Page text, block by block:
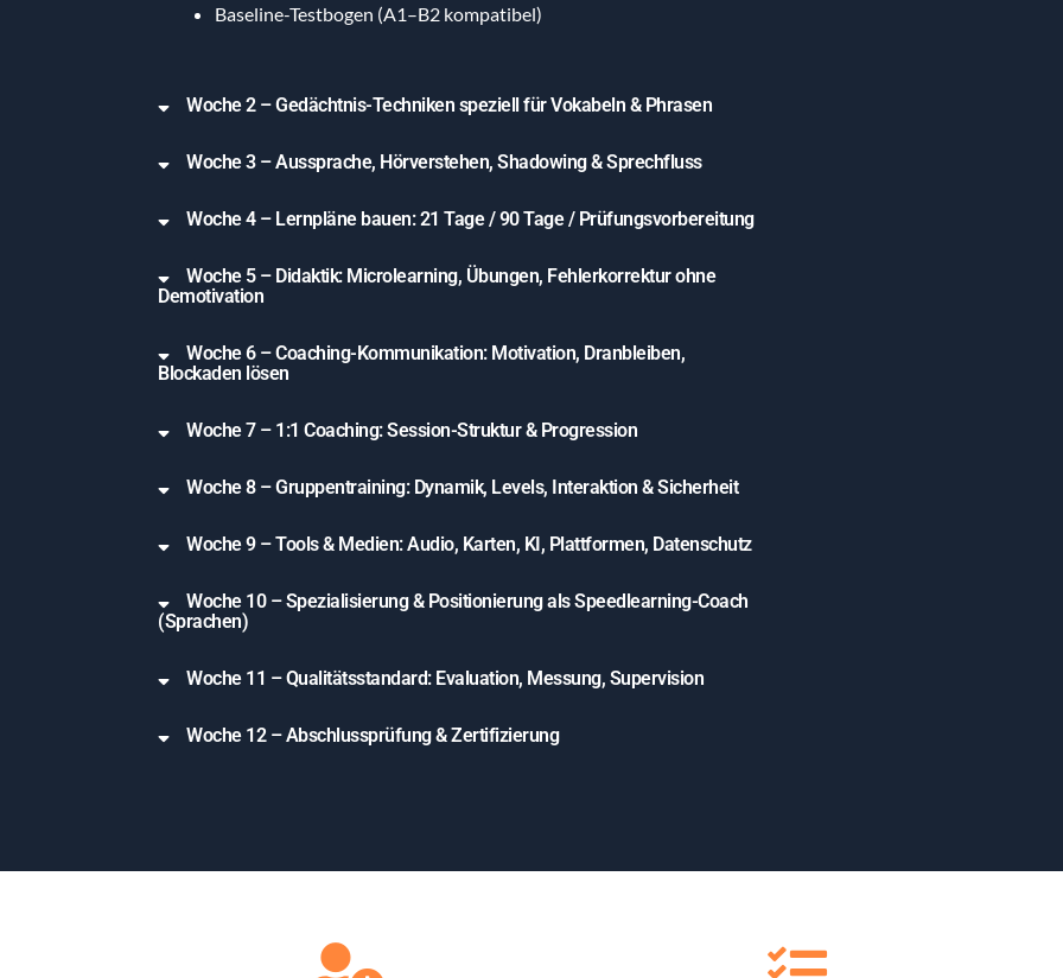
Baseline-Testbogen (A1–B2 kompatibel)
Woche 2 – Gedächtnis-Techniken speziell für Vokabeln & Phrasen
Woche 3 – Aussprache, Hörverstehen, Shadowing & Sprechfluss
Woche 4 – Lernpläne bauen: 21 Tage / 90 Tage / Prüfungsvorbereitung
Woche 5 – Didaktik: Microlearning, Übungen, Fehlerkorrektur ohne
Demotivation
Woche 6 – Coaching-Kommunikation: Motivation, Dranbleiben,
Blockaden lösen
Woche 7 – 1:1 Coaching: Session-Struktur & Progression
Woche 8 – Gruppentraining: Dynamik, Levels, Interaktion & Sicherheit
Woche 9 – Tools & Medien: Audio, Karten, KI, Plattformen, Datenschutz
Woche 10 – Spezialisierung & Positionierung als Speedlearning-Coach
(Sprachen)
Woche 11 – Qualitätsstandard: Evaluation, Messung, Supervision
Woche 12 – Abschlussprüfung & Zertifizierung